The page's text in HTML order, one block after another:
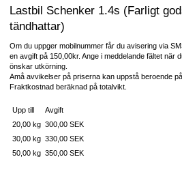
Lastbil Schenker 1.4s (Farligt
tändhattar)
Om du uppger mobilnummer får du avisering via
en avgift på 150,00kr. Ange i meddelande fältet när
önskar utkörning.
Amå avvikelser på priserna kan uppstå beroende
Fraktkostnad beräknad på totalvikt.
Upp till
Avgift
20,00 kg 300,00 SEK
30,00 kg 330,00 SEK
50,00 kg 350,00 SEK